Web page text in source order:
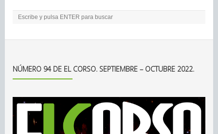
NÚMERO 94 DE EL CORSO. SEPTIEMBRE – OCTUBRE 2022.